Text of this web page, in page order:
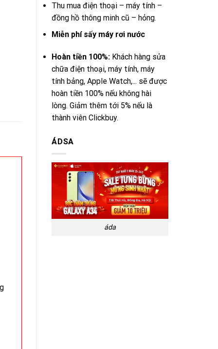
Thu mua điện thoại – máy tính –
đồng hồ thông minh cũ – hỏng.
Miễn phí sấy máy rơi nước
Hoàn tiền 100%: Khách hàng sửa
chữa điện thoại, máy tính, máy
tính bảng, Apple Watch,... sẽ được
hoàn tiền 100% nếu không hài
lòng. Giảm thêm tới 5% nếu là
thành viên Clickbuy.
ÁDSA
áda